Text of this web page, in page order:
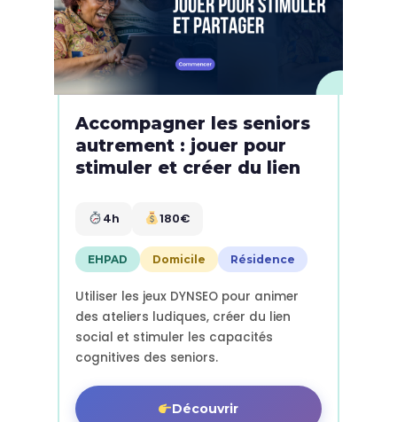
Accompagner les seniors
autrement : jouer pour
stimuler et créer du lien
4h 180€
EHPAD Domicile Résidence
Utiliser les jeux DYNSEO pour animer
des ateliers ludiques, créer du lien
social et stimuler les capacités
cognitives des seniors.
Découvrir